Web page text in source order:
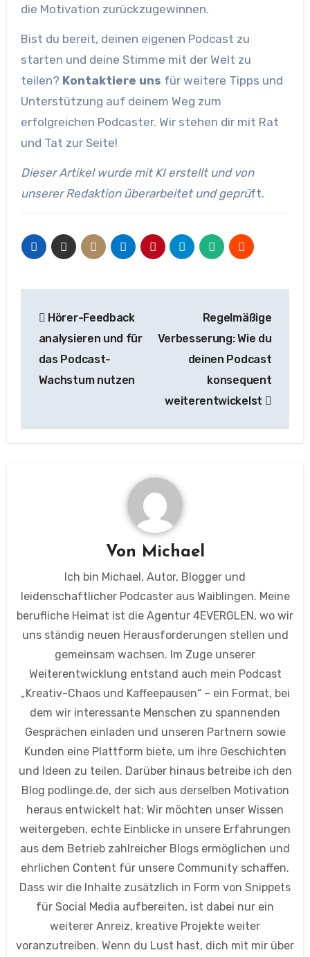
die Motivation zurückzugewinnen.
Bist du bereit, deinen eigenen Podcast zu
starten und deine Stimme mit der Welt zu
teilen? Kontaktiere uns für weitere Tipps und
Unterstützung auf deinem Weg zum
erfolgreichen Podcaster. Wir stehen dir mit Rat
und Tat zur Seite!
Dieser Artikel wurde mit KI erstellt und von
unserer Redaktion überarbeitet und geprüft.
Hörer-Feedback
analysieren und für
das Podcast-
Wachstum nutzen
Regelmäßige
Verbesserung: Wie du
deinen Podcast
konsequent
weiterentwickelst
Von Michael
Ich bin Michael, Autor, Blogger und
leidenschaftlicher Podcaster aus Waiblingen. Meine
berufliche Heimat ist die Agentur 4EVERGLEN, wo wir
uns ständig neuen Herausforderungen stellen und
gemeinsam wachsen. Im Zuge unserer
Weiterentwicklung entstand auch mein Podcast
„Kreativ-Chaos und Kaffeepausen“ – ein Format, bei
dem wir interessante Menschen zu spannenden
Gesprächen einladen und unseren Partnern sowie
Kunden eine Plattform biete, um ihre Geschichten
und Ideen zu teilen. Darüber hinaus betreibe ich den
Blog podlinge.de, der sich aus derselben Motivation
heraus entwickelt hat: Wir möchten unser Wissen
weitergeben, echte Einblicke in unsere Erfahrungen
aus dem Betrieb zahlreicher Blogs ermöglichen und
ehrlichen Content für unsere Community schaffen.
Dass wir die Inhalte zusätzlich in Form von Snippets
für Social Media aufbereiten, ist dabei nur ein
weiterer Anreiz, kreative Projekte weiter
voranzutreiben. Wenn du Lust hast, dich mit mir über